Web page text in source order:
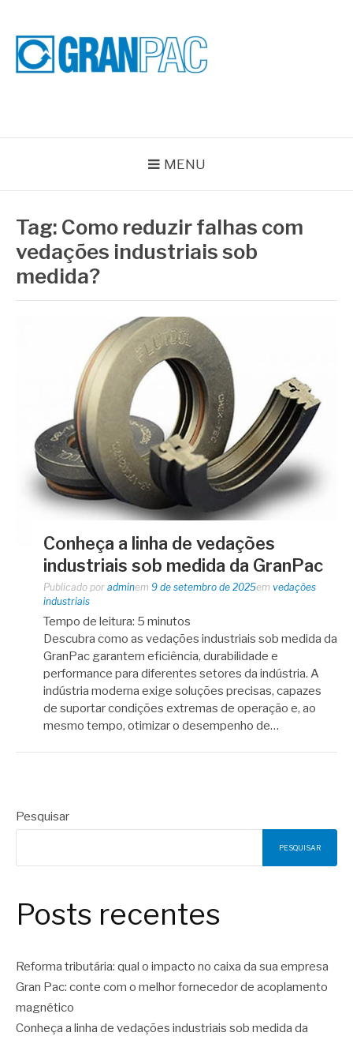
conteúdo
MENU
Tag: Como reduzir falhas com
vedações industriais sob
medida?
Conheça a linha de vedações
industriais sob medida da GranPac
Publicado por adminem 9 de setembro de 2025em vedações
industriais
Tempo de leitura: 5 minutos
Descubra como as vedações industriais sob medida da
GranPac garantem eficiência, durabilidade e
performance para diferentes setores da indústria. A
indústria moderna exige soluções precisas, capazes
de suportar condições extremas de operação e, ao
mesmo tempo, otimizar o desempenho de…
Pesquisar
PESQUISAR
Posts recentes
Reforma tributária: qual o impacto no caixa da sua empresa
Gran Pac: conte com o melhor fornecedor de acoplamento
magnético
Conheça a linha de vedações industriais sob medida da